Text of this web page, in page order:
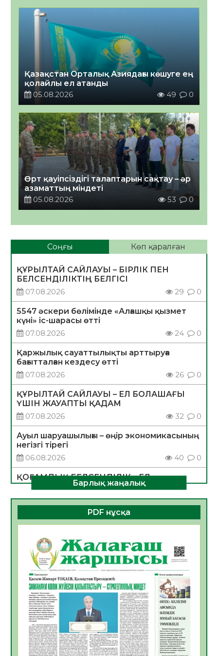
Қазақстан Орталық Азиядағы көшуге ең
қолайлы ел атанды
05.08.2026
49 0
Өрт қауіпсіздігі талаптарын сақтау – әр
азаматтың міндеті
05.08.2026
53 0
Соңғы Көп қаралған
ҚҰРЫЛТАЙ САЙЛАУЫ – БІРЛІК ПЕН
БЕЛСЕНДІЛІКТІҢ БЕЛГІСІ
07.08.2026
29 0
5547 әскери бөлімінде «Алғашқы қызмет
күні» іс-шарасы өтті
07.08.2026
24 0
Қаржылық сауаттылықты арттыруға
бағытталған кездесу өтті
07.08.2026
26 0
ҚҰРЫЛТАЙ САЙЛАУЫ – ЕЛ БОЛАШАҒЫ
ҮШІН ЖАУАПТЫ ҚАДАМ
07.08.2026
32 0
Ауыл шаруашылығы – өңір экономикасының
негізгі тірегі
06.08.2026
40 0
ҚОҒАМДЫҚ БЕЛСЕНДІЛІК – ЕЛ
ДАМУЫНЫҢ НЕГІЗІ
06.08.2026
37 0
ҚҰРЫЛТАЙ САЙЛАУЫ – БОЛАШАҚҚА
БАСТАР ЖАУАПТЫ ТАҢДАУ
06.08.2026
Инфекциялық ауруларға қарсы иммундау
жұмыстарының тиімділігі
06.08.2026
41
Көкжөтел ауруы туралы
06.08.2026
37
АПВ вакцинасы туралы мәлімет
06.08.2026
37
Барлық жаңалық
PDF нұсқа